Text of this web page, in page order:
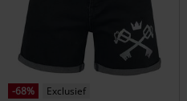
-68%
Exclusief